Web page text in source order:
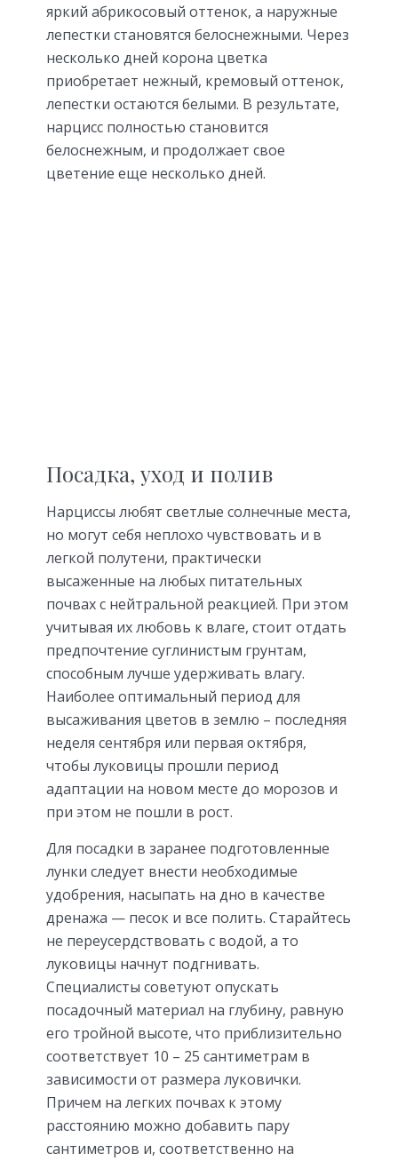
яркий абрикосовый оттенок, а наружные
лепестки становятся белоснежными. Через
несколько дней корона цветка
приобретает нежный, кремовый оттенок,
лепестки остаются белыми. В результате,
нарцисс полностью становится
белоснежным, и продолжает свое
цветение еще несколько дней.
Посадка, уход и полив
Нарциссы любят светлые солнечные места,
но могут себя неплохо чувствовать и в
легкой полутени, практически
высаженные на любых питательных
почвах с нейтральной реакцией. При этом
учитывая их любовь к влаге, стоит отдать
предпочтение суглинистым грунтам,
способным лучше удерживать влагу.
Наиболее оптимальный период для
высаживания цветов в землю – последняя
неделя сентября или первая октября,
чтобы луковицы прошли период
адаптации на новом месте до морозов и
при этом не пошли в рост.
Для посадки в заранее подготовленные
лунки следует внести необходимые
удобрения, насыпать на дно в качестве
дренажа — песок и все полить. Старайтесь
не переусердствовать с водой, а то
луковицы начнут подгнивать.
Специалисты советуют опускать
посадочный материал на глубину, равную
его тройной высоте, что приблизительно
соответствует 10 – 25 сантиметрам в
зависимости от размера луковички.
Причем на легких почвах к этому
расстоянию можно добавить пару
сантиметров и, соответственно на